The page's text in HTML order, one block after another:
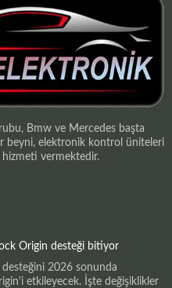
Bmw ve Mercedes başta
beyni, elektronik kontrol üniteleri
hizmeti vermektedir.
Origin desteği bitiyor
2026 sonunda
etkileyecek. İşte değişiklikler